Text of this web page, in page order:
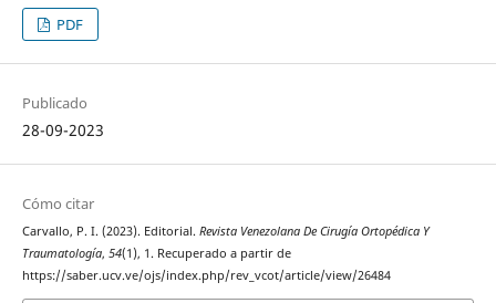
PDF
Publicado
28-09-2023
Cómo citar
Carvallo, P. I. (2023). Editorial. Revista Venezolana De Cirugía Ortopédica Y
Traumatología, 54(1), 1. Recuperado a partir de
https://saber.ucv.ve/ojs/index.php/rev_vcot/article/view/26484